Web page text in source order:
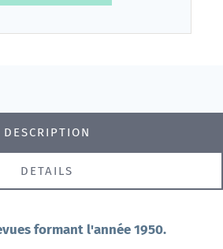
DESCRIPTION
DETAILS
formant l'année 1950.